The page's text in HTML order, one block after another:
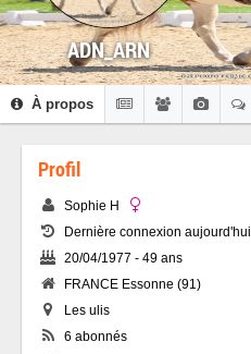
ADN_ARN
À propos
Profil
Sophie H
Dernière connexion aujourd'hui
20/04/1977 - 49 ans
FRANCE Essonne (91)
Les ulis
6 abonnés